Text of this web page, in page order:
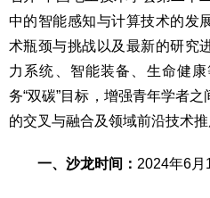
中的智能感知与计算技术的发
术瓶颈与挑战以及最新的研究
力系统、智能装备、生命健
务“双碳”目标，增强青年学者
的交叉与融合及领域前沿技术推
一、沙龙时间： 2024年6月